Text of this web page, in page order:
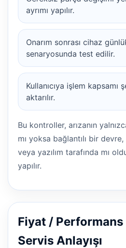
ayrımı yapılır.
Onarım sonrası cihaz
senaryosunda test edilir.
Kullanıcıya işlem kapsamı
aktarılır.
Bu kontroller, arızanın
mı yoksa bağlantılı bir
veya yazılım tarafında mı
yapılır.
Fiyat /
Servis Anlayışı